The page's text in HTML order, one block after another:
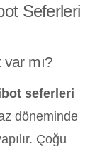
Seferleri
mı?
seferleri
döneminde
Çoğu